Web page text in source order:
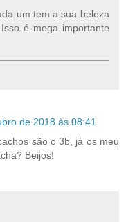
um tem a sua beleza
é mega importante
de 2018 às 08:41
são o 3b, já os meu
Beijos!